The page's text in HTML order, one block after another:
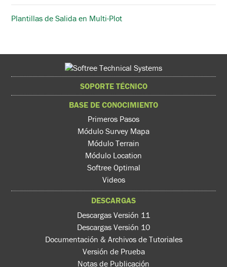
Plantillas de Salida en Multi-Plot
SOPORTE TÉCNICO
BASE DE CONOCIMIENTO
Primeros Pasos
Módulo Survey Mapa
Módulo Terrain
Módulo Location
Softree Optimal
Videos
DESCARGAS
Descargas Versión 11
Descargas Versión 10
Documentación & Archivos de Tutoriales
Versión de Prueba
Notas de Publicación